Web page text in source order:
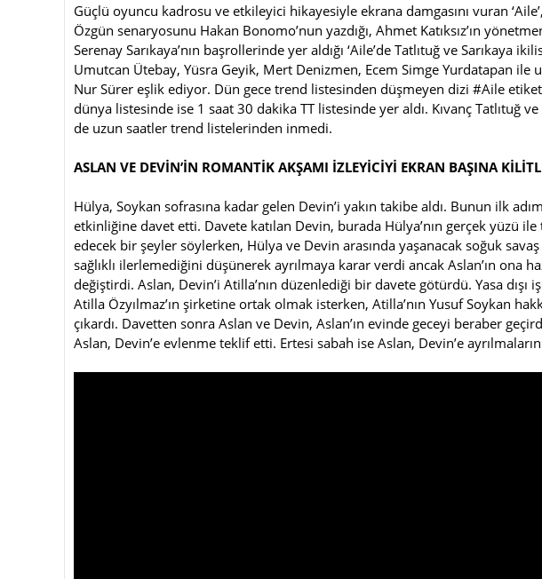
Güçlü oyuncu kadrosu ve etkileyici hikayesiyle ekrana damgasını vuran
Özgün senaryosunu Hakan Bonomo’nun yazdığı, Ahmet Katıksız’ın
Serenay Sarıkaya’nın başrollerinde yer aldığı ‘Aile’de Tatlıtuğ ve Sarıkaya
Umutcan Ütebay, Yüsra Geyik, Mert Denizmen, Ecem Simge Yurdatapan ile
Nur Sürer eşlik ediyor. Dün gece trend listesinden düşmeyen dizi #Aile
dünya listesinde ise 1 saat 30 dakika TT listesinde yer aldı. Kıvanç Tatlıtuğ
de uzun saatler trend listelerinden inmedi.
ASLAN VE DEVİN’İN ROMANTİK AKŞAMI İZLEYİCİYİ EKRAN BAŞINA
Hülya, Soykan sofrasına kadar gelen Devin’i yakın takibe aldı. Bunun ilk
etkinliğine davet etti. Davete katılan Devin, burada Hülya’nın gerçek yüzü ile
edecek bir şeyler söylerken, Hülya ve Devin arasında yaşanacak soğuk
sağlıklı ilerlemediğini düşünerek ayrılmaya karar verdi ancak Aslan’ın ona
değiştirdi. Aslan, Devin’i Atilla’nın düzenlediği bir davete götürdü. Yasa dışı
Atilla Özyılmaz’ın şirketine ortak olmak isterken, Atilla’nın Yusuf Soykan
çıkardı. Davetten sonra Aslan ve Devin, Aslan’ın evinde geceyi beraber
Aslan, Devin’e evlenme teklif etti. Ertesi sabah ise Aslan, Devin’e